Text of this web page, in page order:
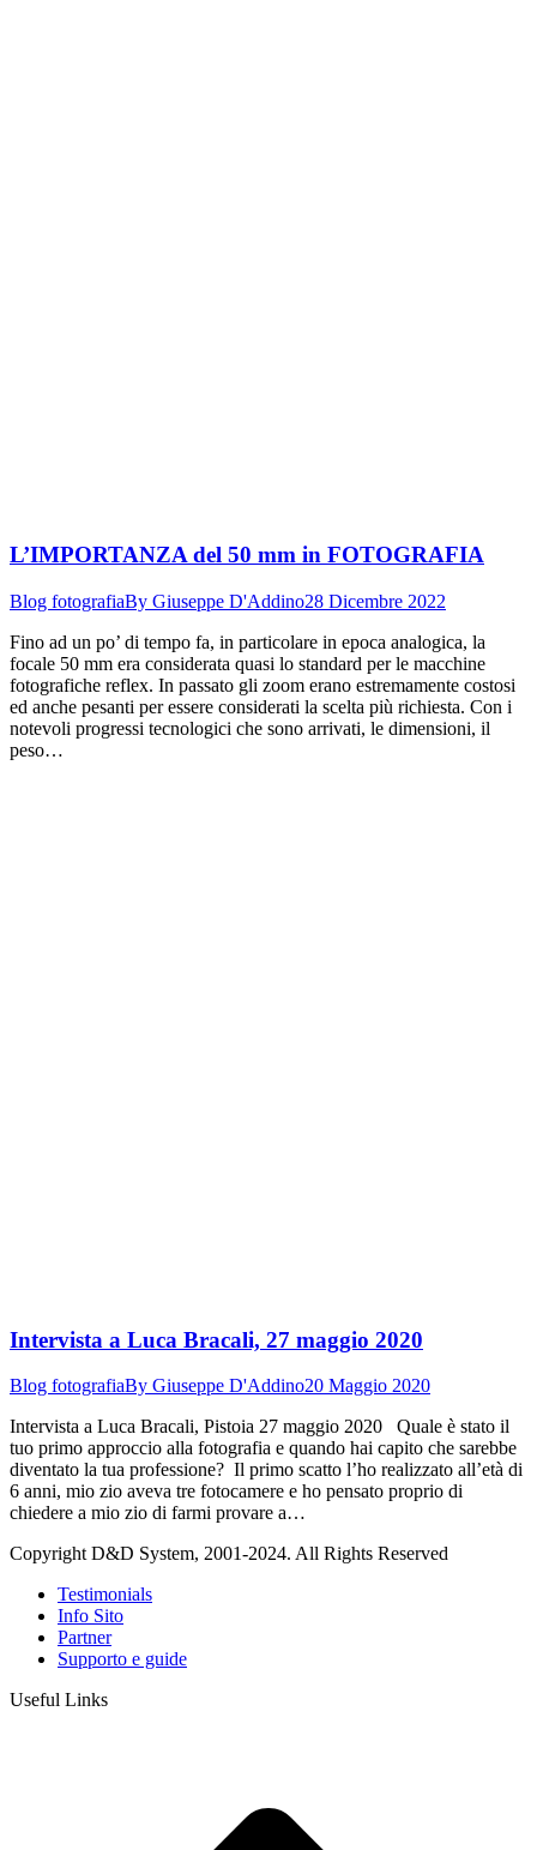
L’IMPORTANZA del 50 mm in FOTOGRAFIA
Blog fotografiaBy Giuseppe D'Addino28 Dicembre 2022
Fino ad un po’ di tempo fa, in particolare in epoca analogica, la
focale 50 mm era considerata quasi lo standard per le macchine
fotografiche reflex. In passato gli zoom erano estremamente costosi
ed anche pesanti per essere considerati la scelta più richiesta. Con i
notevoli progressi tecnologici che sono arrivati, le dimensioni, il
peso…
Intervista a Luca Bracali, 27 maggio 2020
Blog fotografiaBy Giuseppe D'Addino20 Maggio 2020
Intervista a Luca Bracali, Pistoia 27 maggio 2020 Quale è stato il
tuo primo approccio alla fotografia e quando hai capito che sarebbe
diventato la tua professione? Il primo scatto l’ho realizzato all’età di
6 anni, mio zio aveva tre fotocamere e ho pensato proprio di
chiedere a mio zio di farmi provare a…
Copyright D&D System, 2001-2024. All Rights Reserved
Testimonials
Info Sito
Partner
Supporto e guide
Useful Links